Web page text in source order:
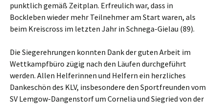
punktlich gemäß Zeitplan. Erfreulich war, dass in
Bockleben wieder mehr Teilnehmer am Start waren, als
beim Kreiscross im letzten Jahr in Schnega-Gielau (89).
Die Siegerehrungen konnten Dank der guten Arbeit im
Wettkampfbüro zügig nach den Läufen durchgeführt
werden. Allen Helferinnen und Helfern ein herzliches
Dankeschön des KLV, insbesondere den Sportfreunden vom
SV Lemgow-Dangenstorf um Cornelia und Siegried von der